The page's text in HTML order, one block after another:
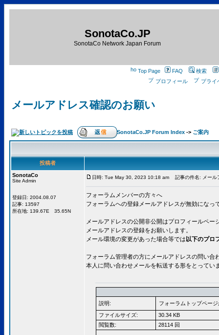
SonotaCo.JP
SonotaCo Network Japan Forum
Top Page FAQ
検索
プロフィール
プライ
メールアドレス確認のお願い
SonotaCo.JP Forum Index -> ご案内
投稿者
SonotaCo
Site Admin
登録日: 2004.08.07
記事: 13597
所在地: 139.67E 35.65N
日時: Tue May 30, 2023 10:18 am 記事の件名: メール
フォーラムメンバーの方々へ
フォーラムへの登録メールアドレスが無効になっ
メールアドレスの公開非公開はプロフィールペ
メールアドレスの登録をお願いします。
メール環境の変更があった場合等では以下のプロ
フォーラム管理者の方にメールアドレスの問い
本人に問い合わせメールを転送する形をとってい
説明:
フォーラムトップペー
ファイルサイズ:
30.34 KB
閲覧数:
28114 回